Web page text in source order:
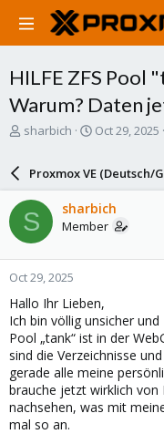
HILFE ZFS Pool
Warum? Daten
T
a
d
s
t
a
r
e
r
sharbich
S
r
t
d
a
e
Oct 29, 2025
Proxmox VE (Deutsch/
S sharbich
Member
Oct 29, 2025
Hallo Ihr Lieben,
Ich bin völlig unsicher
Pool „tank“ ist in der
sind die Verzeichnisse
gerade alle meine
brauche jetzt wirklich von
nachsehen, was mit
mal so an.